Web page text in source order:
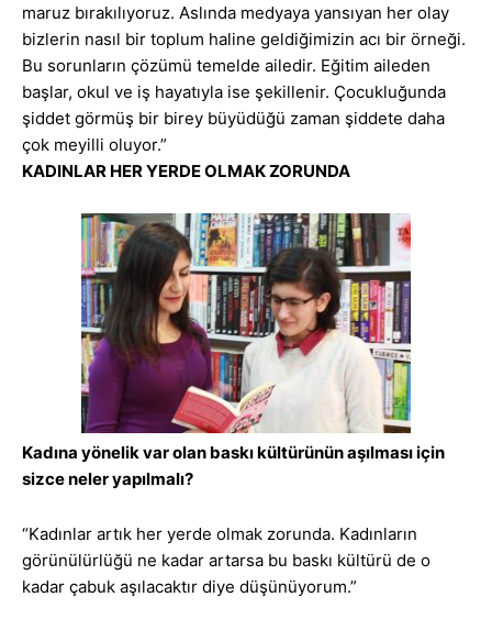
maruz bırakılıyoruz. Aslında medyaya yansıyan her olay
bizlerin nasıl bir toplum haline geldiğimizin acı bir örneği.
Bu sorunların çözümü temelde ailedir. Eğitim aileden
başlar, okul ve iş hayatıyla ise şekillenir. Çocukluğunda
şiddet görmüş bir birey büyüdüğü zaman şiddete daha
çok meyilli oluyor.”
KADINLAR HER YERDE OLMAK ZORUNDA
Kadına yönelik var olan baskı kültürünün aşılması için
sizce neler yapılmalı?
“Kadınlar artık her yerde olmak zorunda. Kadınların
görünülürlüğü ne kadar artarsa bu baskı kültürü de o
kadar çabuk aşılacaktır diye düşünüyorum.”